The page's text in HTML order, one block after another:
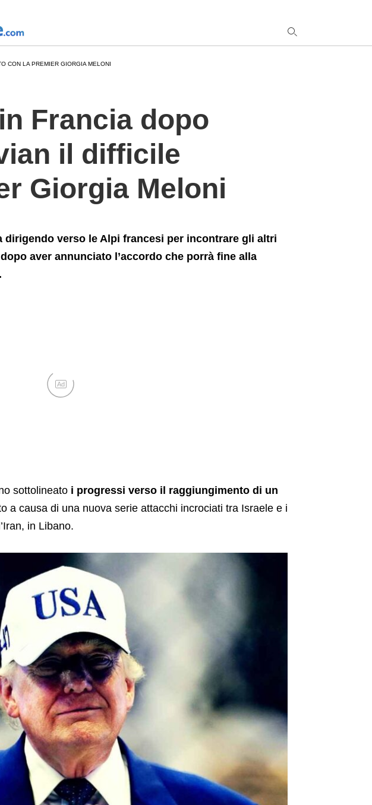
CON LA PREMIER GIORGIA MELONI
Francia dopo
il difficile
Giorgia Meloni
dirigendo verso le Alpi francesi per incontrare gli altri
aver annunciato l’accordo che porrà fine alla
Ad
sottolineato i progressi verso il raggiungimento di un
a causa di una nuova serie attacchi incrociati tra Israele e i
in Libano.